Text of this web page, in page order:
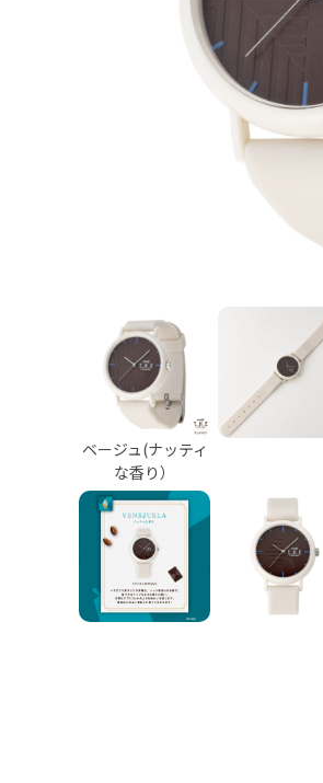
ベージュ(ナッティ
な香り）